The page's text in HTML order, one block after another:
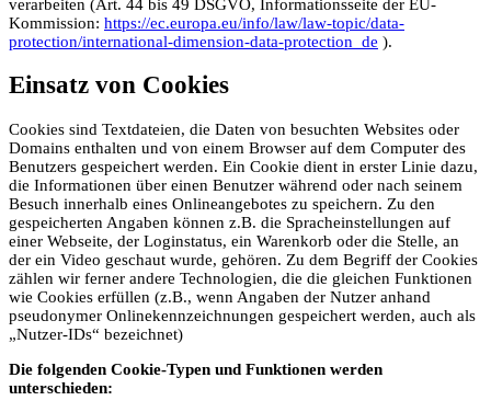
verarbeiten (Art. 44 bis 49 DSGVO, Informationsseite der EU-
Kommission: https://ec.europa.eu/info/law/law-topic/data-
protection/international-dimension-data-protection_de ).
Einsatz von Cookies
Cookies sind Textdateien, die Daten von besuchten Websites oder
Domains enthalten und von einem Browser auf dem Computer des
Benutzers gespeichert werden. Ein Cookie dient in erster Linie dazu,
die Informationen über einen Benutzer während oder nach seinem
Besuch innerhalb eines Onlineangebotes zu speichern. Zu den
gespeicherten Angaben können z.B. die Spracheinstellungen auf
einer Webseite, der Loginstatus, ein Warenkorb oder die Stelle, an
der ein Video geschaut wurde, gehören. Zu dem Begriff der Cookies
zählen wir ferner andere Technologien, die die gleichen Funktionen
wie Cookies erfüllen (z.B., wenn Angaben der Nutzer anhand
pseudonymer Onlinekennzeichnungen gespeichert werden, auch als
„Nutzer-IDs“ bezeichnet)
Die folgenden Cookie-Typen und Funktionen werden
unterschieden: